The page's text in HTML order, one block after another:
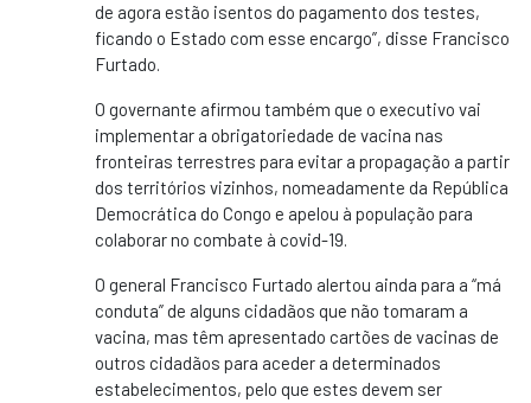
de agora estão isentos do pagamento dos testes,
ficando o Estado com esse encargo”, disse Francisco
Furtado.
O governante afirmou também que o executivo vai
implementar a obrigatoriedade de vacina nas
fronteiras terrestres para evitar a propagação a partir
dos territórios vizinhos, nomeadamente da República
Democrática do Congo e apelou à população para
colaborar no combate à covid-19.
O general Francisco Furtado alertou ainda para a “má
conduta” de alguns cidadãos que não tomaram a
vacina, mas têm apresentado cartões de vacinas de
outros cidadãos para aceder a determinados
estabelecimentos, pelo que estes devem ser